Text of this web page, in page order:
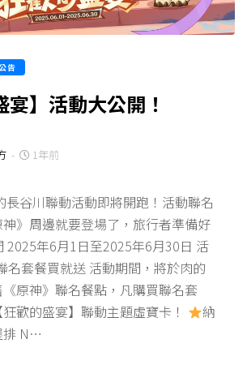
告
宴】活動大公開！
- 1年前
長谷川聯動活動即將開跑！活動聯名
》周邊就要登場了，旅行者準備好
2025年6月1日至2025年6月30日 活
名套餐買就送 活動期間，將於肉的
原神》聯名餐點，凡購買聯名套
歡的盛宴】聯動主題虛寶卡！
納
排 N…